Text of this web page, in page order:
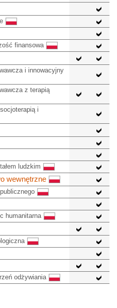
finansowa
i innowacyjny
z terapią
i
ludzkim
wewnętrzne
humanitarna
odżywiania